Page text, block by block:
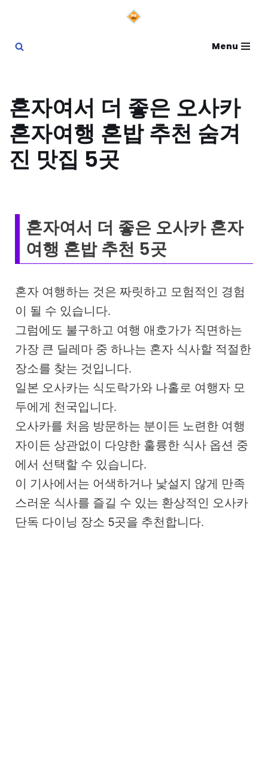
텐
건
너
뛰
기
Menu
혼자여서 더 좋은 오사카
혼자여행 혼밥 추천 숨겨
진 맛집 5곳
혼자여서 더 좋은 오사카 혼자
여행 혼밥 추천 5곳
혼자 여행하는 것은 짜릿하고 모험적인 경험
이 될 수 있습니다.
그럼에도 불구하고 여행 애호가가 직면하는
가장 큰 딜레마 중 하나는 혼자 식사할 적절한
장소를 찾는 것입니다.
일본 오사카는 식도락가와 나홀로 여행자 모
두에게 천국입니다.
오사카를 처음 방문하는 분이든 노련한 여행
자이든 상관없이 다양한 훌륭한 식사 옵션 중
에서 선택할 수 있습니다.
이 기사에서는 어색하거나 낯설지 않게 만족
스러운 식사를 즐길 수 있는 환상적인 오사카
단독 다이닝 장소 5곳을 추천합니다.